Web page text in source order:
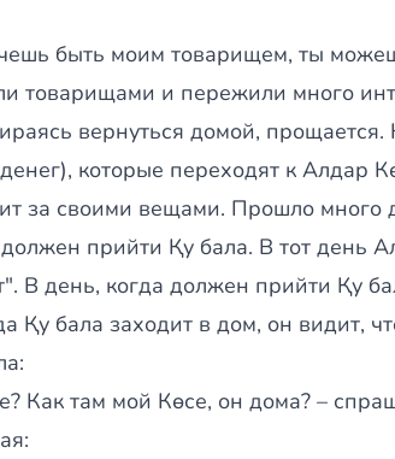
быть моим товарищем, ты
товарищами и пережили много
вернуться домой, прощается.
которые переходят к Алдар
за своими вещами. Прошло много
должен прийти Қу бала. В тот день
В день, когда должен прийти Қу
Қу бала заходит в дом, он видит,
Как там мой Көсе, он дома? –